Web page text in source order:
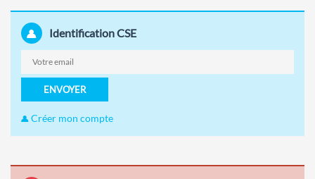
Identification CSE
ENVOYER
Créer mon compte